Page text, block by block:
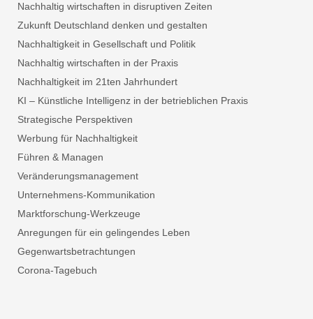
Nachhaltig wirtschaften in disruptiven Zeiten
Zukunft Deutschland denken und gestalten
Nachhaltigkeit in Gesellschaft und Politik
Nachhaltig wirtschaften in der Praxis
Nachhaltigkeit im 21ten Jahrhundert
KI – Künstliche Intelligenz in der betrieblichen Praxis
Strategische Perspektiven
Werbung für Nachhaltigkeit
Führen & Managen
Veränderungsmanagement
Unternehmens-Kommunikation
Marktforschung-Werkzeuge
Anregungen für ein gelingendes Leben
Gegenwartsbetrachtungen
Corona-Tagebuch